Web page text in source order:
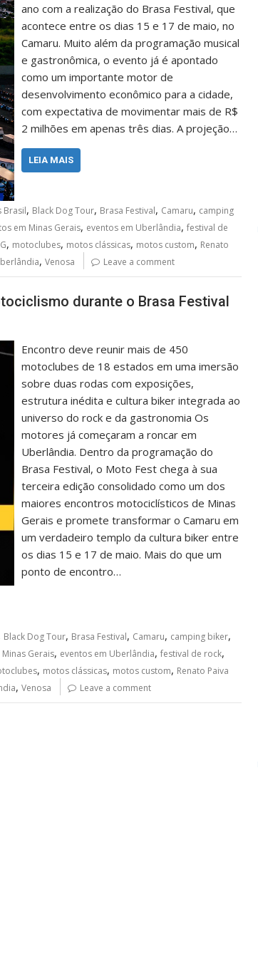
ano com a realização do Brasa Festival, que
acontece entre os dias 15 e 17 de maio, no
Camaru. Muito além da programação musical
e gastronômica, o evento já é apontado
como um importante motor de
desenvolvimento econômico para a cidade,
com expectativa de movimentar mais de R$
2 milhões em apenas três dias. A projeção…
LEIA MAIS
Brasil, Black Dog Tour, Brasa Festival, Camaru, camping
em Minas Gerais, eventos em Uberlândia, festival de
, motoclubes, motos clássicas, motos custom, Renato
, Venosa Leave a comment
durante o Brasa Festival
Encontro deve reunir mais de 450
motoclubes de 18 estados em uma imersão
sobre duas rodas com exposições,
estrutura inédita e cultura biker integrada ao
universo do rock e da gastronomia Os
motores já começaram a roncar em
Uberlândia. Dentro da programação do
Brasa Festival, o Moto Fest chega à sua
terceira edição consolidado como um dos
maiores encontros motociclísticos de Minas
Gerais e promete transformar o Camaru em
um verdadeiro templo da cultura biker entre
os dias 15 e 17 de maio. Mais do que um
ponto de encontro…
Black Dog Tour, Brasa Festival, Camaru, camping biker,
Gerais, eventos em Uberlândia, festival de rock,
, motos clássicas, motos custom, Renato Paiva
, Venosa Leave a comment